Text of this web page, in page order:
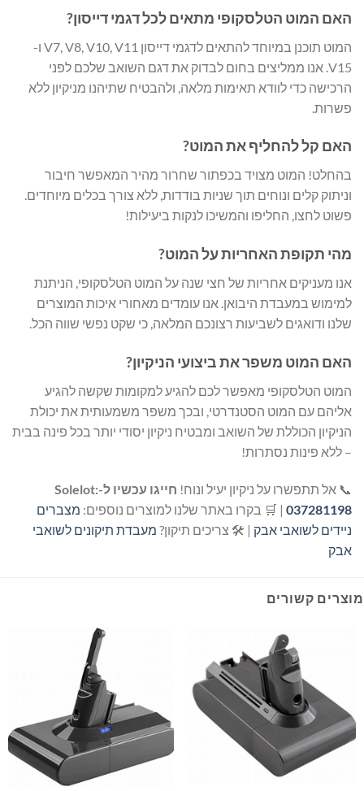
האם המוט הטלסקופי מתאים לכל דגמי דייסון?
המוט תוכנן במיוחד להתאים לדגמי דייסון V7, V8, V10, V11 ו-
V15. אנו ממליצים בחום לבדוק את דגם השואב שלכם לפני
הרכישה כדי לוודא תאימות מלאה, ולהבטיח שתיהנו מניקיון ללא
פשרות.
האם קל להחליף את המוט?
בהחלט! המוט מצויד בכפתור שחרור מהיר המאפשר חיבור
וניתוק קלים ונוחים תוך שניות בודדות, ללא צורך בכלים מיוחדים.
פשוט לחצו, החליפו והמשיכו לנקות ביעילות!
מהי תקופת האחריות על המוט?
אנו מעניקים אחריות של חצי שנה על המוט הטלסקופי, הניתנת
למימוש במעבדת היבואן. אנו עומדים מאחורי איכות המוצרים
שלנו ודואגים לשביעות רצונכם המלאה, כי שקט נפשי שווה הכל.
האם המוט משפר את ביצועי הניקיון?
המוט הטלסקופי מאפשר לכם להגיע למקומות שקשה להגיע
אליהם עם המוט הסטנדרטי, ובכך משפר משמעותית את יכולת
הניקיון הכוללת של השואב ומבטיח ניקיון יסודי יותר בכל פינה בבית
– ללא פינות נסתרות!
📞 אל תתפשרו על ניקיון יעיל ונוח! חייגו עכשיו ל-Solelot:
037281198 | 🛒 בקרו באתר שלנו למוצרים נוספים: מצברים
ניידים לשואבי אבק | 🛠️ צריכים תיקון? מעבדת תיקונים לשואבי
אבק
מוצרים קשורים